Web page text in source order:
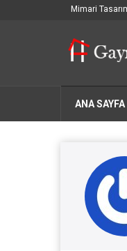
Mimari
ANA SAYFA